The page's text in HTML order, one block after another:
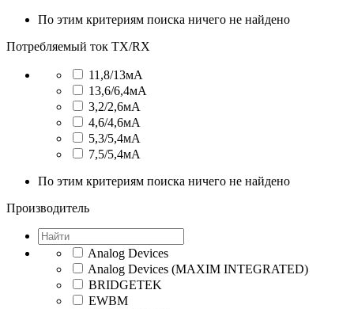
По этим критериям поиска ничего не найдено
Потребляемый ток TX/RX
11,8/13мА
13,6/6,4мА
3,2/2,6мА
4,6/4,6мА
5,3/5,4мА
7,5/5,4мА
По этим критериям поиска ничего не найдено
Производитель
Analog Devices
Analog Devices (MAXIM INTEGRATED)
BRIDGETEK
EWBM